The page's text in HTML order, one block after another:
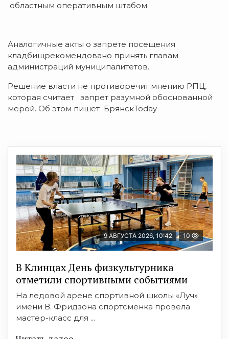
областным оперативным штабом.
Аналогичные акты о запрете посещения
кладбищрекомендовано принять главам
администраций муниципалитетов.
Решение власти не противоречит мнению РПЦ,
которая считает запрет разумной обоснованной
мерой. Об этом пишет БрянскToday
9 АВГУСТА 2026, 10:42 10
В Клинцах День физкультурника
отметили спортивными событиями
На ледовой арене спортивной школы «Луч»
имени В. Фридзона спортсменка провела
мастер-класс для ...